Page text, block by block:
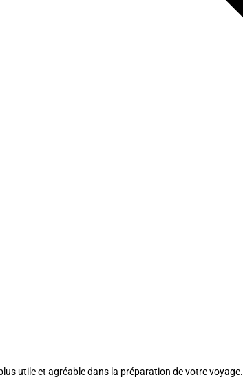
utile et agréable dans la préparation de votre voyage.